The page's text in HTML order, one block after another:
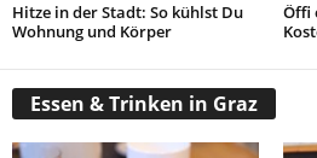
Hitze in der Stadt: So kühlst Du
Wohnung und Körper
Öffi
Essen & Trinken in Graz